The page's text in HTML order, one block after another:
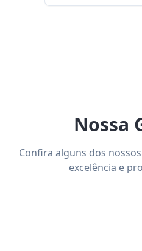
Nossa
Confira alguns dos
excelência e